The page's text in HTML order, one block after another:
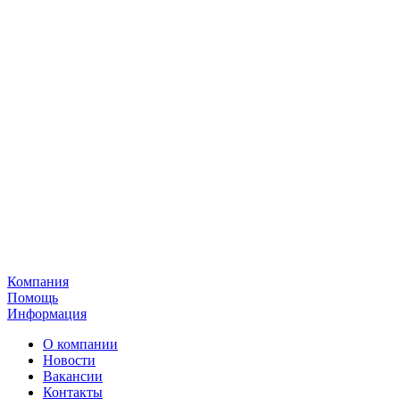
Компания
Помощь
Информация
О компании
Новости
Вакансии
Контакты